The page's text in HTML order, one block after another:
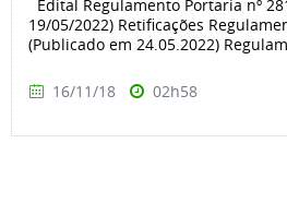
Edital Regulamento Portaria nº
19/05/2022) Retificações
(Publicado em 24.05.2022)
16/11/18 02h58